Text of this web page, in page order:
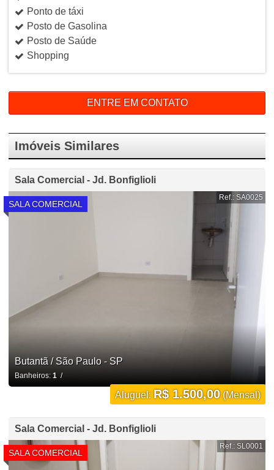
Ponto de táxi
Posto de Gasolina
Posto de Saúde
Shopping
ENTRE EM CONTATO
Imóveis Similares
Sala Comercial - Jd. Bonfiglioli
SALA COMERCIAL
Ref.: SA0025
Butantã / São Paulo - SP
Banheiros: 1/
Aluguel: R$ 1.500,00(Mensal)
Sala Comercial - Jd. Bonfiglioli
SALA COMERCIAL
Ref.: SL0001